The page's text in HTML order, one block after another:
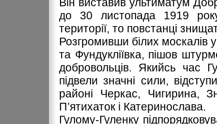
до 30 листопада 1919 року
території, то повстанці
Розгромивши білих москалів
та Фундукліївка, пішов
добровольців. Якийсь час
підвели значні сили,
районі Черкас, Чигирина,
П’ятихаток і Катеринослава.
Гулому-Гуленку